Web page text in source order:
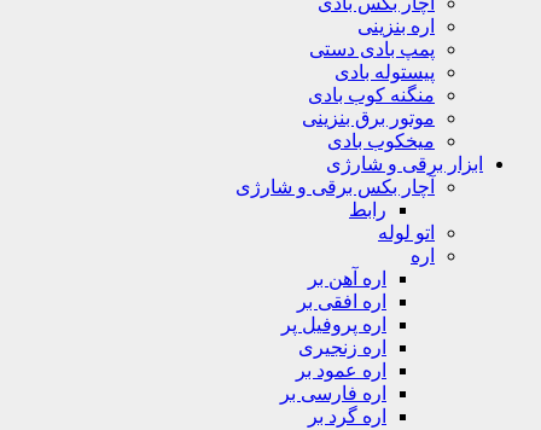
اره بنزینی
پمپ بادی دستی
پیستوله بادی
منگنه کوب بادی
موتور برق بنزینی
میخکوب بادی
ابزار برقی و شارژی
آچار بکس برقی و شارژی
رابط
اتو لوله
اره
اره آهن بر
اره افقی بر
اره پروفیل پر
اره زنجیری
اره عمود بر
اره فارسی بر
اره گرد بر